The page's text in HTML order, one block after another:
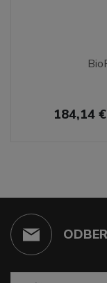
184,14 €